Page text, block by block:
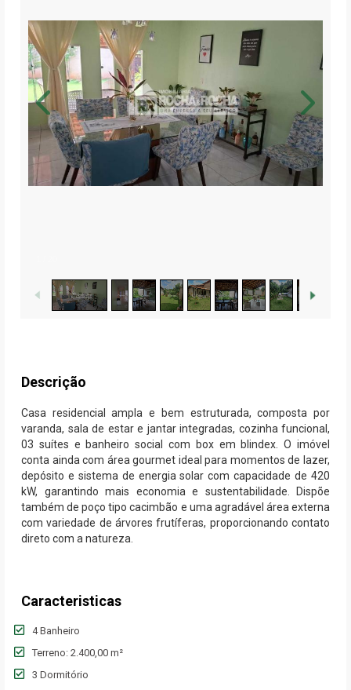
Descrição
Casa residencial ampla e bem estruturada, composta por
varanda, sala de estar e jantar integradas, cozinha funcional,
03 suítes e banheiro social com box em blindex. O imóvel
conta ainda com área gourmet ideal para momentos de lazer,
depósito e sistema de energia solar com capacidade de 420
kW, garantindo mais economia e sustentabilidade. Dispõe
também de poço tipo cacimbão e uma agradável área externa
com variedade de árvores frutíferas, proporcionando contato
direto com a natureza.
Caracteristicas
4 Banheiro
Terreno: 2.400,00 m²
3 Dormitório